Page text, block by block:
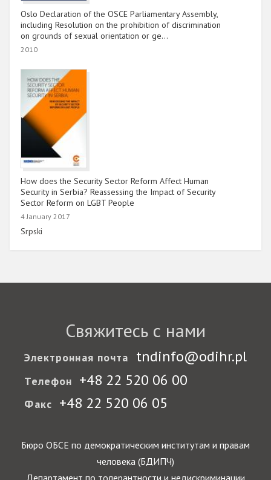
Oslo Declaration of the OSCE Parliamentary Assembly,
including Resolution on the prohibition of discrimination
on grounds of sexual orientation or ge…
2010
How does the Security Sector Reform Affect Human
Security in Serbia? Reassessing the Impact of Security
Sector Reform on LGBT People
4 January 2017
Link
Srpski
Свяжитесь с нами
Электронная почта tndinfo@odihr.pl
Телефон +48 22 520 06 00
Факс +48 22 520 06 05
Бюро ОБСЕ по демократическим институтам и правам
человека (БДИПЧ)
Департамент по толерантности и недискриминации